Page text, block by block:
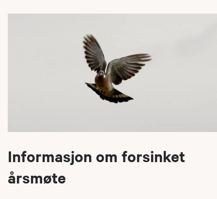
Informasjon om forsinket
årsmøte